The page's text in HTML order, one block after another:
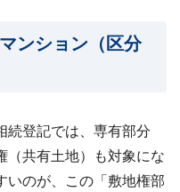
ンション（区分
続登記では、専有部分
（共有土地）も対象にな
いのが、この「敷地権部